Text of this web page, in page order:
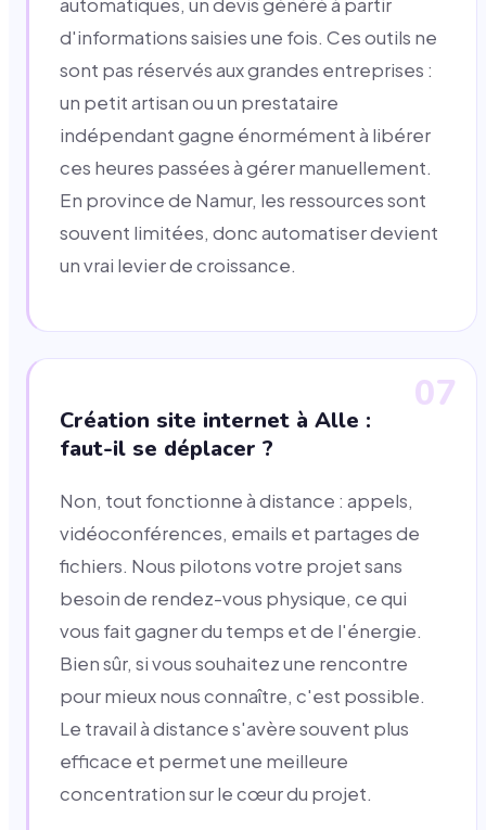
automatiques, un devis généré à partir
d'informations saisies une fois. Ces outils ne
sont pas réservés aux grandes entreprises :
un petit artisan ou un prestataire
indépendant gagne énormément à libérer
ces heures passées à gérer manuellement.
En province de Namur, les ressources sont
souvent limitées, donc automatiser devient
un vrai levier de croissance.
07
Création site internet à Alle :
faut-il se déplacer ?
Non, tout fonctionne à distance : appels,
vidéoconférences, emails et partages de
fichiers. Nous pilotons votre projet sans
besoin de rendez-vous physique, ce qui
vous fait gagner du temps et de l'énergie.
Bien sûr, si vous souhaitez une rencontre
pour mieux nous connaître, c'est possible.
Le travail à distance s'avère souvent plus
efficace et permet une meilleure
concentration sur le cœur du projet.